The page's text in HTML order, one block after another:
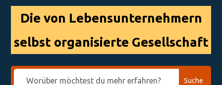
Die von Lebensunternehmern
selbst organisierte Gesellschaft
Suche